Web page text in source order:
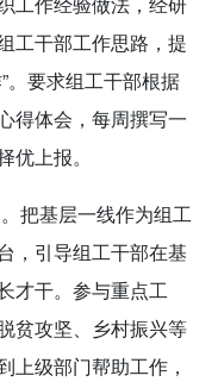
工干部工作思路，提
。要求组工干部根据
得体会，每周撰写一
上报。
把基层一线作为组工
，引导组工干部在基
才干。参与重点工
贫攻坚、乡村振兴等
上级部门帮助工作，